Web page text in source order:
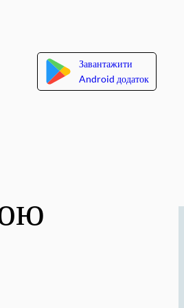
Завантажити
Android додаток